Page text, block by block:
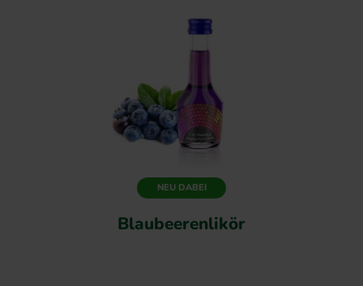
NEU DABEI
Blaubeerenlikör